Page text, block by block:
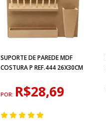
SUPORTE DE PAREDE MDF
COSTURA P REF.444 26X30CM
POR: R$28,69